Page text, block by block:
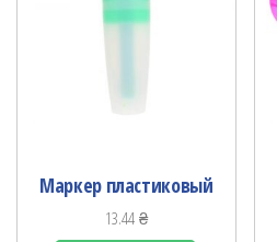
Маркер пластиковый
13.44₴